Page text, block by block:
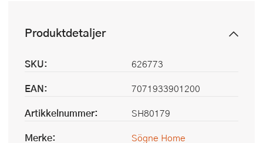
Produktdetaljer
SKU:
626773
EAN:
7071933901200
Artikkelnummer:
SH80179
Merke:
Sögne Home